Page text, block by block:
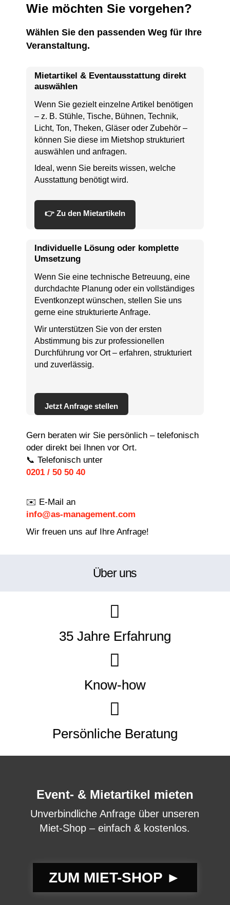
Wie möchten Sie vorgehen?
Wählen Sie den passenden Weg für Ihre
Veranstaltung.
Mietartikel & Eventausstattung direkt
auswählen
Wenn Sie gezielt einzelne Artikel benötigen
– z. B. Stühle, Tische, Bühnen, Technik,
Licht, Ton, Theken, Gläser oder Zubehör –
können Sie diese im Mietshop strukturiert
auswählen und anfragen.
Ideal, wenn Sie bereits wissen, welche
Ausstattung benötigt wird.
👉 Zu den Mietartikeln
Individuelle Lösung oder komplette
Umsetzung
Wenn Sie eine technische Betreuung, eine
durchdachte Planung oder ein vollständiges
Eventkonzept wünschen, stellen Sie uns
gerne eine strukturierte Anfrage.
Wir unterstützen Sie von der ersten
Abstimmung bis zur professionellen
Durchführung vor Ort – erfahren, strukturiert
und zuverlässig.
Jetzt Anfrage stellen
Gern beraten wir Sie persönlich – telefonisch
oder direkt bei Ihnen vor Ort.
📞 Telefonisch unter
0201 / 50 50 40
✉️ E-Mail an
info@as-management.com
Wir freuen uns auf Ihre Anfrage!
Über uns
35 Jahre Erfahrung
Know-how
Persönliche Beratung
Event- & Mietartikel mieten
Unverbindliche Anfrage über unseren
Miet-Shop – einfach & kostenlos.
ZUM MIET-SHOP ►